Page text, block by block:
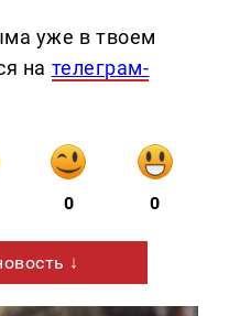
уже в твоем
на телеграм-
0 0
↓